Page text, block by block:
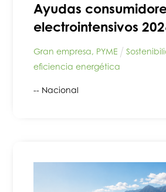
Ayudas
electrointensivos
Gran empresa, PYME
eficiencia energética
-- Nacional